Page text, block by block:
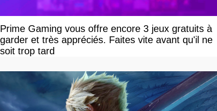
Prime Gaming vous offre encore 3 jeux gratuits à
garder et très appréciés. Faites vite avant qu'il ne
soit trop tard